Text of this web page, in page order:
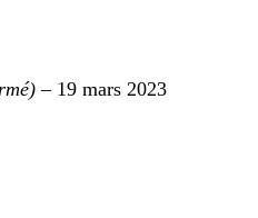
– 19 mars 2023